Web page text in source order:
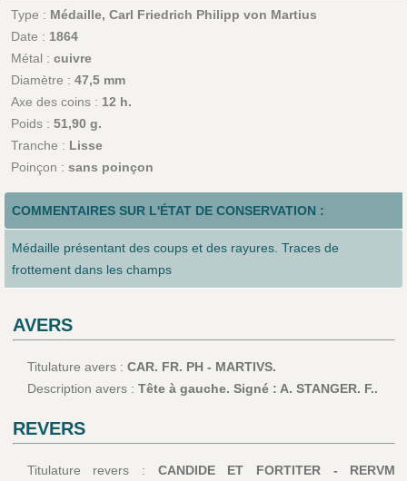
Type : Médaille, Carl Friedrich Philipp von Martius
Date : 1864
Métal : cuivre
Diamètre : 47,5 mm
Axe des coins : 12 h.
Poids : 51,90 g.
Tranche : Lisse
Poinçon : sans poinçon
COMMENTAIRES SUR L'ÉTAT DE CONSERVATION :
Médaille présentant des coups et des rayures. Traces de
frottement dans les champs
AVERS
Titulature avers : CAR. FR. PH - MARTIVS.
Description avers : Tête à gauche. Signé : A. STANGER. F..
REVERS
Titulature revers : CANDIDE ET FORTITER - RERVM